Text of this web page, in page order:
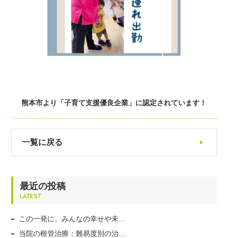
熊本市より「子育て支援優良企業」に認定されています！
一覧に戻る
最近の投稿
LATEST
この一発に、みんなの幸せや未…
当院の根管治療：難易度別の治…